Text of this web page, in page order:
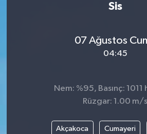
Sis
07 Ağustos
04:45
Nem: %95, Basınç: 1011
Rüzgar: 1.00 m/s
Akçakoca Cumayeri